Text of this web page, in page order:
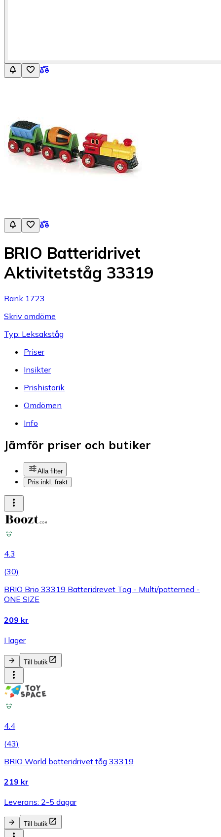
BRIO Batteridrivet
Aktivitetståg 33319
Rank 1723
Skriv omdöme
Typ: Leksakståg
Priser
Insikter
Prishistorik
Omdömen
Info
Jämför priser och butiker
Alla filter
Pris inkl. frakt
4.3
(30)
BRIO Brio 33319 Batteridrevet Tog - Multi/patterned -
ONE SIZE
209 kr
I lager
Till butik
4.4
(43)
BRIO World batteridrivet tåg 33319
219 kr
Leverans: 2-5 dagar
Till butik